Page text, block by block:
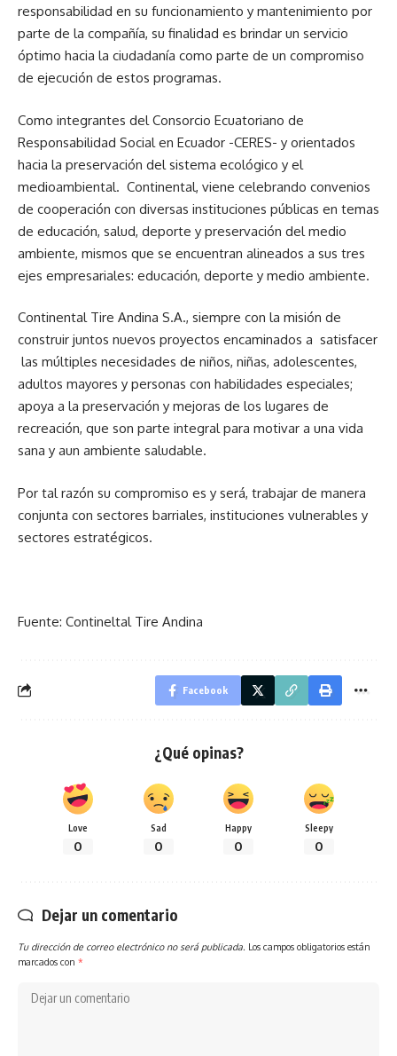
responsabilidad en su funcionamiento y mantenimiento por
parte de la compañía, su finalidad es brindar un servicio
óptimo hacia la ciudadanía como parte de un compromiso
de ejecución de estos programas.
Como integrantes del Consorcio Ecuatoriano de
Responsabilidad Social en Ecuador -CERES- y orientados
hacia la preservación del sistema ecológico y el
medioambiental. Continental, viene celebrando convenios
de cooperación con diversas instituciones públicas en temas
de educación, salud, deporte y preservación del medio
ambiente, mismos que se encuentran alineados a sus tres
ejes empresariales: educación, deporte y medio ambiente.
Continental Tire Andina S.A., siempre con la misión de
construir juntos nuevos proyectos encaminados a satisfacer
las múltiples necesidades de niños, niñas, adolescentes,
adultos mayores y personas con habilidades especiales;
apoya a la preservación y mejoras de los lugares de
recreación, que son parte integral para motivar a una vida
sana y aun ambiente saludable.
Por tal razón su compromiso es y será, trabajar de manera
conjunta con sectores barriales, instituciones vulnerables y
sectores estratégicos.
Fuente: Contineltal Tire Andina
Facebook
¿Qué opinas?
Love
0
Sad
0
Happy
0
Sleepy
0
Dejar un comentario
Tu dirección de correo electrónico no será publicada. Los campos obligatorios están
marcados con *